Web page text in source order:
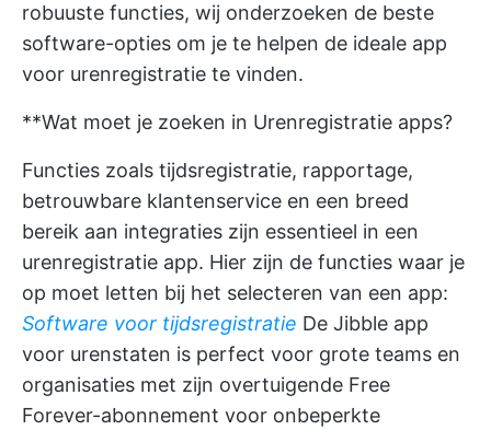
robuuste functies, wij onderzoeken de beste
software-opties om je te helpen de ideale app
voor urenregistratie te vinden.
**Wat moet je zoeken in Urenregistratie apps?
Functies zoals tijdsregistratie, rapportage,
betrouwbare klantenservice en een breed
bereik aan integraties zijn essentieel in een
urenregistratie app. Hier zijn de functies waar je
op moet letten bij het selecteren van een app:
Software voor tijdsregistratie De Jibble app
voor urenstaten is perfect voor grote teams en
organisaties met zijn overtuigende Free
Forever-abonnement voor onbeperkte